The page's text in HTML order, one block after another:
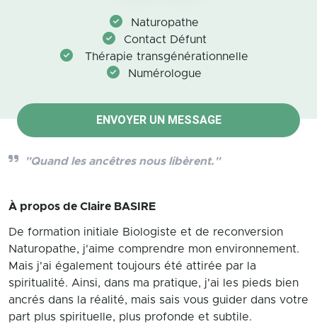
Naturopathe
Contact Défunt
Thérapie transgénérationnelle
Numérologue
ENVOYER UN MESSAGE
"Quand les ancêtres nous libèrent."
À propos de Claire BASIRE
De formation initiale Biologiste et de reconversion
Naturopathe, j'aime comprendre mon environnement.
Mais j'ai également toujours été attirée par la
spiritualité. Ainsi, dans ma pratique, j'ai les pieds bien
ancrés dans la réalité, mais sais vous guider dans votre
part plus spirituelle, plus profonde et subtile.